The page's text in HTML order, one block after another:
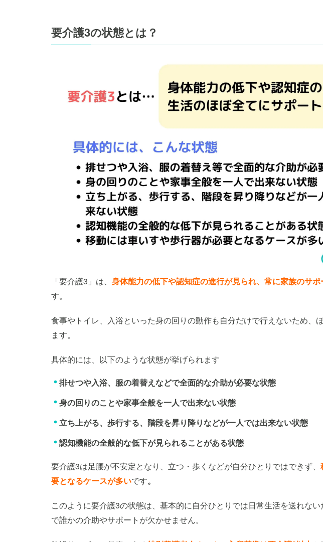
要介護3の状態とは？
「要介護3」は、 身体能力の低下や認知症の進行が見られ、常に家族のサ
す。
食事やトイレ、入浴といった身の回りの動作も自分だけで行えないため、
ます。
具体的には、以下のような状態が挙げられます
排せつや入浴、服の着替えなどで全面的な介助が必要な状態
身の回りのことや家事全般を一人で出来ない状態
立ち上がる、歩行する、階段を昇り降りなどが一人では出来ない状態
認知機能の全般的な低下が見られることがある状態
要介護3は足腰が不安定となり、立つ・歩くなどが自分ひとりではできず、
要となるケースが多いです。
このように要介護3の状態は、基本的に自分ひとりでは日常生活を送れな
で誰かの介助やサポートが欠かせません。